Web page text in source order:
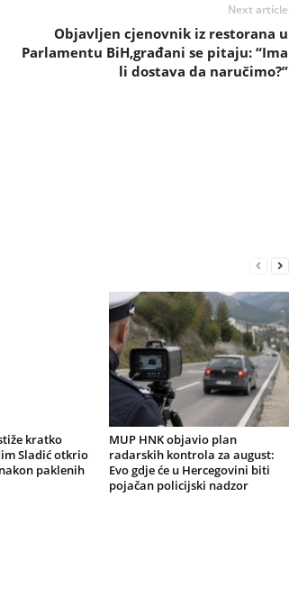
Next article
Objavljen cjenovnik iz restorana u
Parlamentu BiH,građani se pitaju: “Ima
li dostava da naručimo?”
kratko
Sladić otkrio
paklenih
MUP HNK objavio plan
radarskih kontrola za august:
Evo gdje će u Hercegovini biti
pojačan policijski nadzor